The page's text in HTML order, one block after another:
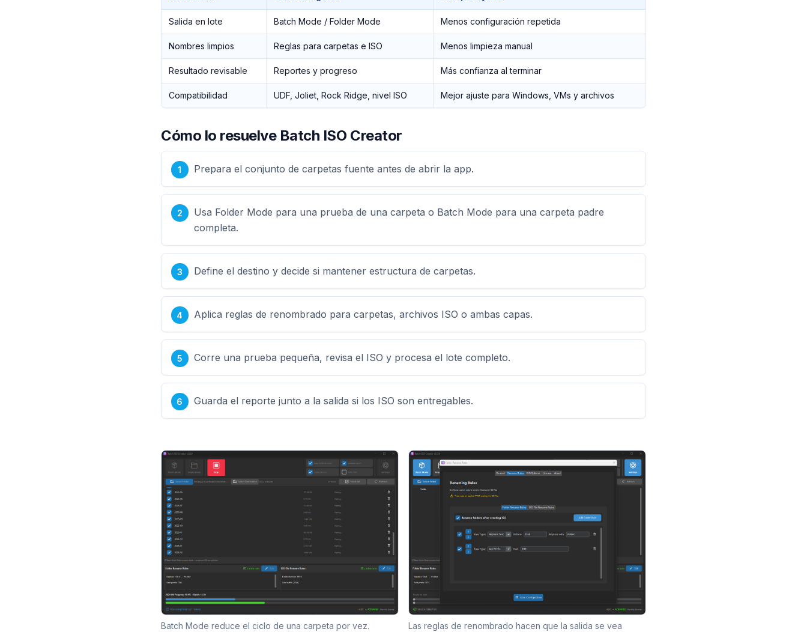
Salida en lote Batch Mode / Folder Mode Menos configuración repetida
Nombres limpios Reglas para carpetas e ISO Menos limpieza manual
Resultado revisable Reportes y progreso Más confianza al terminar
Compatibilidad UDF, Joliet, Rock Ridge, nivel ISO Mejor ajuste para Windows, VMs y archivos
Cómo lo resuelve Batch ISO Creator
Prepara el conjunto de carpetas fuente antes de abrir la app.
Usa Folder Mode para una prueba de una carpeta o Batch Mode para una carpeta padre
completa.
Define el destino y decide si mantener estructura de carpetas.
Aplica reglas de renombrado para carpetas, archivos ISO o ambas capas.
Corre una prueba pequeña, revisa el ISO y procesa el lote completo.
Guarda el reporte junto a la salida si los ISO son entregables.
Batch Mode reduce el ciclo de una carpeta por vez.
Las reglas de renombrado hacen que la salida se vea